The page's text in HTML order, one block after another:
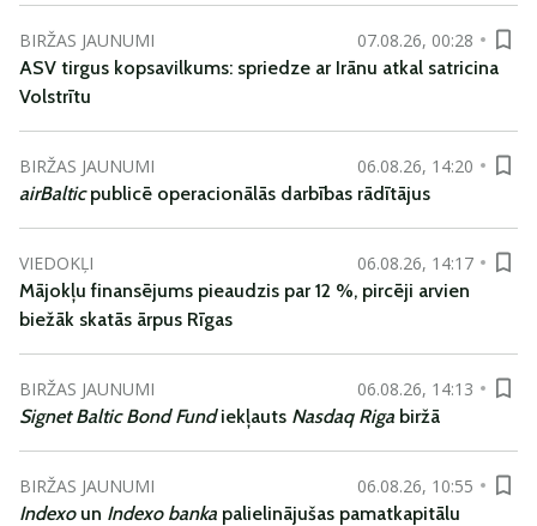
BIRŽAS JAUNUMI
07.08.26, 00:28
ASV tirgus kopsavilkums: spriedze ar Irānu atkal satricina
Volstrītu
BIRŽAS JAUNUMI
06.08.26, 14:20
airBalticpublicē operacionālās darbības rādītājus
VIEDOKĻI
06.08.26, 14:17
Mājokļu finansējums pieaudzis par 12 %, pircēji arvien
biežāk skatās ārpus Rīgas
BIRŽAS JAUNUMI
06.08.26, 14:13
Signet Baltic Bond Fundiekļauts Nasdaq Riga biržā
BIRŽAS JAUNUMI
06.08.26, 10:55
Indexoun Indexo banka palielinājušas pamatkapitālu